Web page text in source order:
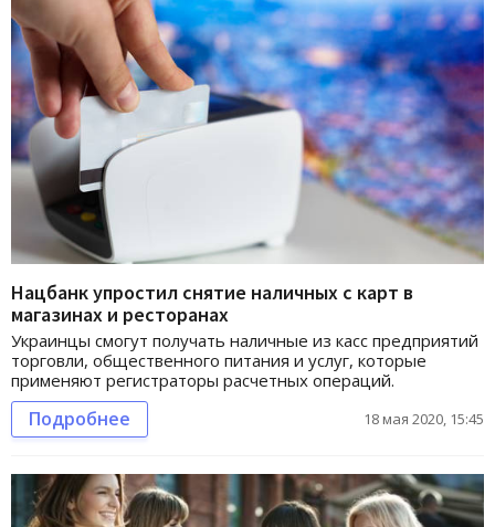
Нацбанк упростил снятие наличных с карт в
магазинах и ресторанах
Украинцы смогут получать наличные из касс предприятий
торговли, общественного питания и услуг, которые
применяют регистраторы расчетных операций.
Подробнее 18 мая 2020, 15:45